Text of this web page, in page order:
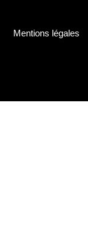
Mentions légales